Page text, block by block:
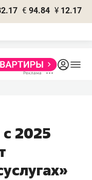
€ 94.84 ¥ 12.17
2025